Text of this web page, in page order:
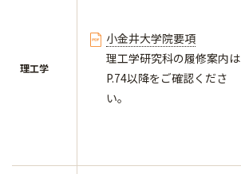
理工学
小金井大学院要項
理工学研究科の履修案内は
P.74以降をご確認くださ
い。